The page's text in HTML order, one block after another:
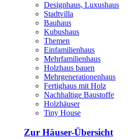
Designhaus, Luxushaus
Stadtvilla
Bauhaus
Kubushaus
Themen
Einfamilienhaus
Mehrfamilienhaus
Holzhaus bauen
Mehrgenerationenhaus
Fertighaus mit Holz
Nachhaltige Baustoffe
Holzhäuser
Tiny House
Zur Häuser-Übersicht